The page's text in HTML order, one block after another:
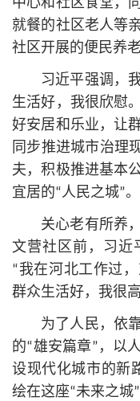
中心和社区食堂，
就餐的社区老人等
社区开展的便民养
习近平强调，
生活好，我很欣慰
好安居和乐业，让
同步推进城市治理
夫，积极推进基本
宜居的“人民之城”。
关心老有所养
文营社区前，习近
“我在河北工作过
群众生活好，我很
为了人民，依
的“雄安篇章”，以
设现代化城市的新
绘在这座“未来之城